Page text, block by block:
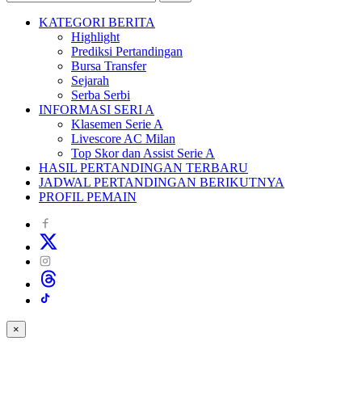
KATEGORI BERITA
Highlight
Prediksi Pertandingan
Bursa Transfer
Sejarah
Serba Serbi
INFORMASI SERI A
Klasemen Serie A
Livescore AC Milan
Top Skor dan Assist Serie A
HASIL PERTANDINGAN TERBARU
JADWAL PERTANDINGAN BERIKUTNYA
PROFIL PEMAIN
×